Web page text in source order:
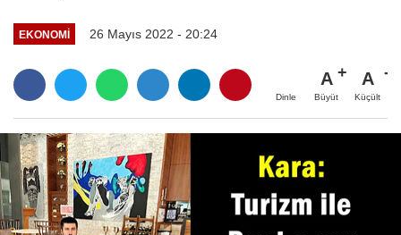
EKONOMI 26 Mayıs 2022 - 20:24
Dinle
A
Büyüt
A
Küçült